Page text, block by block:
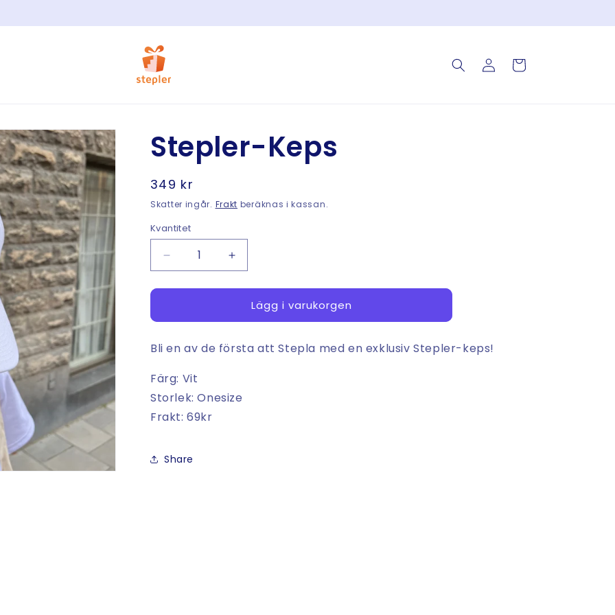
Logga
Varukorg
Stepler-Keps
Ordinarie
pris
349 kr
Skatter ingår. Frakt beräknas i kassan.
Kvantitet
Minska
kvantitet
för
Keps
Öka
kvantitet
för
Stepler-
Keps
Lägg i varukorgen
Bli en av de första att Stepla med en exklusiv Stepler-keps!
Färg: Vit
Storlek: Onesize
Frakt: 69kr
Share